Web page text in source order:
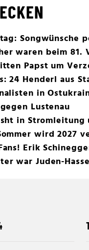
Songwünsche
waren beim
Papst um
24 Henderl aus
in
Lustenau
in Stromleitung
wird 2027
Erik
war Juden-